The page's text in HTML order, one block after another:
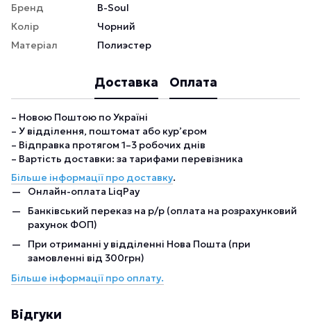
Бренд
B-Soul
Колір
Чорний
Матеріал
Полиэстер
Доставка Оплата
– Новою Поштою по Україні
– У відділення, поштомат або кур’єром
– Відправка протягом 1–3 робочих днів
– Вартість доставки: за тарифами перевізника
Більше інформації про доставку.
Онлайн-оплата LiqPay
Банківський переказ на р/р (оплата на розрахунковий
рахунок ФОП)
При отриманні у відділенні Нова Пошта (при
замовленні від 300грн)
Більше інформації про оплату.
Відгуки